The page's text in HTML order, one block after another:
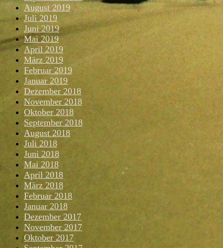
August 2019
Juli 2019
Juni 2019
Mai 2019
April 2019
März 2019
Februar 2019
Januar 2019
Dezember 2018
November 2018
Oktober 2018
September 2018
August 2018
Juli 2018
Juni 2018
Mai 2018
April 2018
März 2018
Februar 2018
Januar 2018
Dezember 2017
November 2017
Oktober 2017